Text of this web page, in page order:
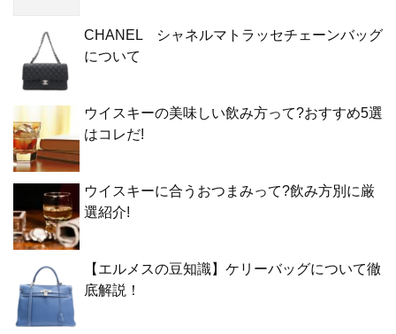
CHANEL シャネルマトラッセチェーンバッグ
について
ウイスキーの美味しい飲み方って?おすすめ5選
はコレだ!
ウイスキーに合うおつまみって?飲み方別に厳
選紹介!
【エルメスの豆知識】ケリーバッグについて徹
底解説！